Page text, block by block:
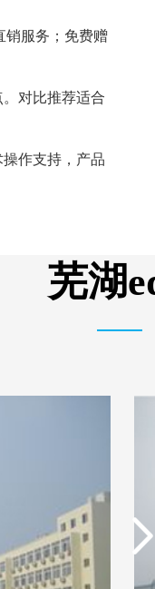
销服务；免费赠
对比推荐适合
作支持，产品
芜湖